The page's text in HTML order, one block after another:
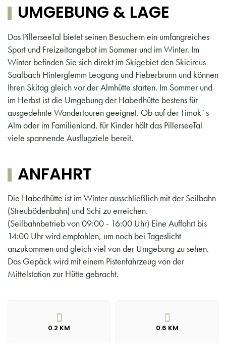
UMGEBUNG & LAGE
Das PillerseeTal bietet seinen Besuchern ein umfangreiches
Sport und Freizeitangebot im Sommer und im Winter. Im
Winter befinden Sie sich direkt im Skigebiet den Skicircus
Saalbach Hinterglemm Leogang und Fieberbrunn und können
Ihren Skitag gleich vor der Almhütte starten. Im Sommer und
im Herbst ist die Umgebung der Haberlhütte bestens für
ausgedehnte Wandertouren geeignet. Ob auf der Timok`s
Alm oder im Familienland, für Kinder hält das PillerseeTal
viele spannende Ausflugziele bereit.
ANFAHRT
Die Haberlhütte ist im Winter ausschließlich mit der Seilbahn
(Streubödenbahn) und Schi zu erreichen.
(Seilbahnbetrieb von 09:00 - 16:00 Uhr) Eine Auffahrt bis
14:00 Uhr wird empfohlen, um noch bei Tageslicht
anzukommen und gleich viel von der Umgebung zu sehen.
Das Gepäck wird mit einem Pistenfahrzeug von der
Mittelstation zur Hütte gebracht.
0.2 KM 0.6 KM